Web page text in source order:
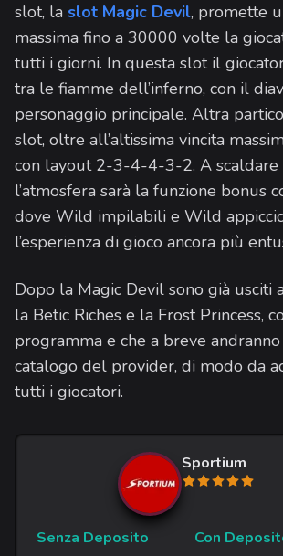
slot, la slot Magic Devil, promette
massima fino a 30000 volte la
tutti i giorni. In questa slot il
tra le fiamme dell’inferno, con il
personaggio principale. Altra
slot, oltre all’altissima vincita
con layout 2-3-4-4-3-2. A scaldare
l’atmosfera sarà la funzione bonus
dove Wild impilabili e Wild
l’esperienza di gioco ancora più
Dopo la Magic Devil sono già usciti
la Betic Riches e la Frost Princess,
programma e che a breve
catalogo del provider, di modo da
tutti i giocatori.
Sportium
Senza Deposito Con